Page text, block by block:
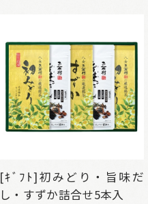
[ｷﾞﾌﾄ]初みどり・旨味だ
し・すずか詰合せ5本入